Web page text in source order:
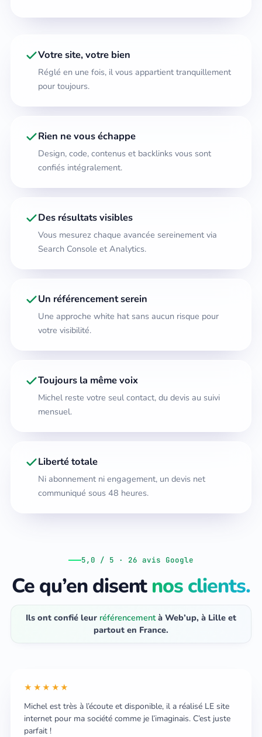
Votre site, votre bien
Réglé en une fois, il vous appartient tranquillement
pour toujours.
Rien ne vous échappe
Design, code, contenus et backlinks vous sont
confiés intégralement.
Des résultats visibles
Vous mesurez chaque avancée sereinement via
Search Console et Analytics.
Un référencement serein
Une approche white hat sans aucun risque pour
votre visibilité.
Toujours la même voix
Michel reste votre seul contact, du devis au suivi
mensuel.
Liberté totale
Ni abonnement ni engagement, un devis net
communiqué sous 48 heures.
5,0 / 5 · 26 avis Google
Ce qu’en disentnos clients.
Ils ont confié leur référencementà Web’up, à Lille et
partout en France.
★★★★★
Michel est très à l’écoute et disponible, il a réalisé LE site
internet pour ma société comme je l’imaginais. C’est juste
parfait !